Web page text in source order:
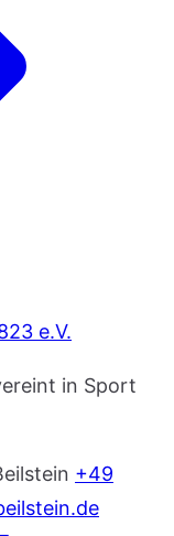
e.V.
in Sport
+49